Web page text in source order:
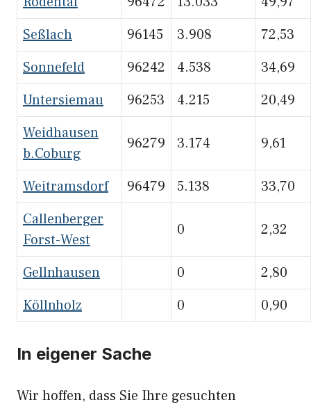
Seßlach
96145 3.908
72,53
Sonnefeld
96242 4.538
34,69
Untersiemau
96253 4.215
20,49
Weidhausen
b.Coburg
96279 3.174 9,61
Weitramsdorf 96479 5.138
33,70
Callenberger
Forst-West
0 2,32
Gellnhausen 0
2,80
Köllnholz
0 0,90
In eigener Sache
Wir hoffen, dass Sie Ihre gesuchten